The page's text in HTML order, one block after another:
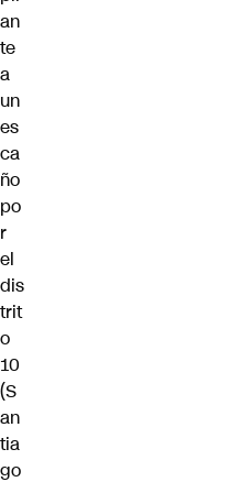
an
te
a
un
es
ca
ño
po
r
el
dis
trit
o
10
(S
an
tia
go